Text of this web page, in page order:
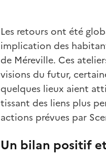
Les retours ont été
implication des
de Méreville. Ces
visions du futur,
quelques lieux aient
tissant des liens plus
actions prévues par
Un bilan positif